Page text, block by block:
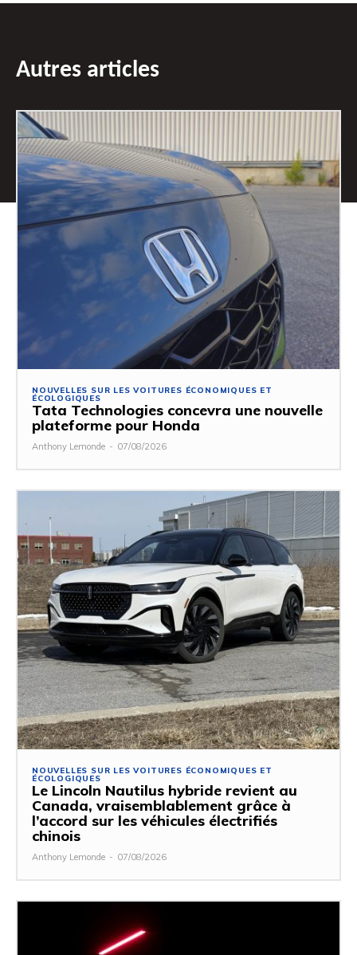
Autres articles
NOUVELLES SUR LES VOITURES ÉCONOMIQUES ET
ÉCOLOGIQUES
Tata Technologies concevra une nouvelle
plateforme pour Honda
Anthony Lemonde - 07/08/2026
NOUVELLES SUR LES VOITURES ÉCONOMIQUES ET
ÉCOLOGIQUES
Le Lincoln Nautilus hybride revient au
Canada, vraisemblablement grâce à
l’accord sur les véhicules électrifiés
chinois
Anthony Lemonde - 07/08/2026